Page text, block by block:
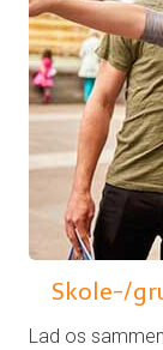
Skole-/
Lad os